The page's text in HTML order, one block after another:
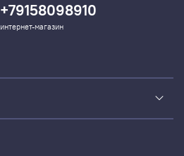
+79158098910
интернет-магазин